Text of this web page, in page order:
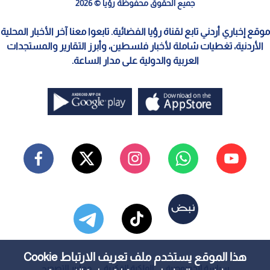
هذا الموقع يستخدم ملف تعريف الارتباط Cookie
جميع الحقوق محفوظة رؤيا © 2026
موقع إخباري أردني تابع لقناة رؤيا الفضائية. تابعوا معنا آخر الأخبار المحلية
الأردنية، تغطيات شاملة لأخبار فلسطين، وأبرز التقارير والمستجدات
العربية والدولية على مدار الساعة.